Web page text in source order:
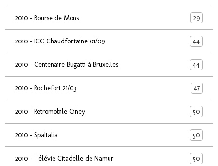
2010 - Bourse de Mons 29
2010 - ICC Chaudfontaine 01/09 44
2010 - Centenaire Bugatti à Bruxelles 44
2010 - Rochefort 21/03 47
2010 - Retromobile Ciney 50
2010 - SpaItalia 50
2010 - Télévie Citadelle de Namur 50